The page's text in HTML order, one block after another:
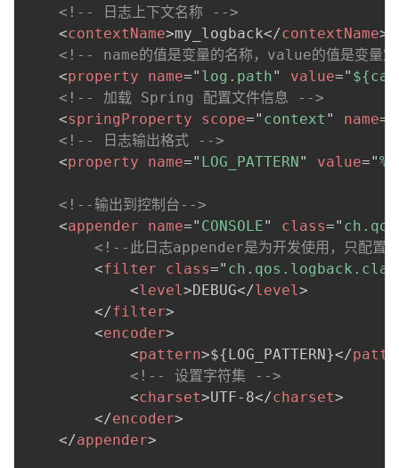
<!-- 日志上下文名称 -->
<contextName>my_logback</contextName>
<!-- name的值是变量的名称，value的值是变量
<property name=" log.path" value="
<!-- 加载 Spring 配置文件信息 -->
<springProperty scope=" context " name=
<!-- 日志输出格式 -->
<property name=" LOG_PATTERN" value="
<!--输出到控制台-->
<appender name=" CONSOLE" class="
<!--此日志appender是为开发使用，只配置
<filter class="
<level >DEBUG</level >
</filter>
<encoder>
<pattern>${LOG_PATTERN}</
<!-- 设置字符集 -->
<charset>UTF-8</charset>
</encoder>
</appender>